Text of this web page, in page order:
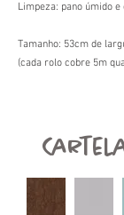
Limpeza: pano úmido
Tamanho: 53cm de
(cada rolo cobre 5m